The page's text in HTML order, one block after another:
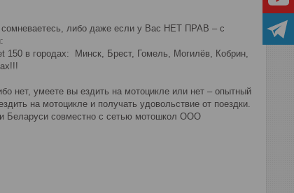
сомневаетесь, либо даже если у Вас НЕТ ПРАВ – с
150 в городах: Минск, Брест, Гомель, Могилёв, Кобрин,
нет, умеете вы ездить на мотоцикле или нет – опытный
на мотоцикле и получать удовольствие от поездки.
Беларуси совместно с сетью мотошкол ООО